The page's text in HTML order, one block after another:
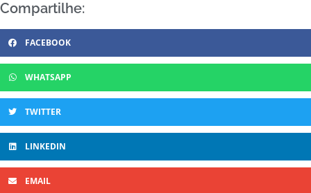
Compartilhe:
FACEBOOK
WHATSAPP
TWITTER
LINKEDIN
EMAIL